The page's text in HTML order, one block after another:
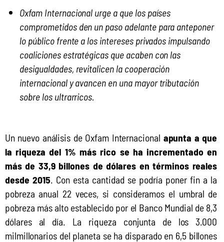
Oxfam Internacional urge a que los países
comprometidos den un paso adelante para anteponer
lo público frente a los intereses privados impulsando
coaliciones estratégicas que acaben con las
desigualdades, revitalicen la cooperación
internacional y avancen en una mayor tributación
sobre los ultrarricos.
Un nuevo análisis de Oxfam Internacional apunta a que
la riqueza del 1% más rico se ha incrementado en
más de 33,9 billones de dólares en términos reales
desde 2015. Con esta cantidad se podría poner fin a la
pobreza anual 22 veces, si consideramos el umbral de
pobreza más alto establecido por el Banco Mundial de 8,3
dólares al día. La riqueza conjunta de los 3.000
milmillonarios del planeta se ha disparado en 6,5 billones